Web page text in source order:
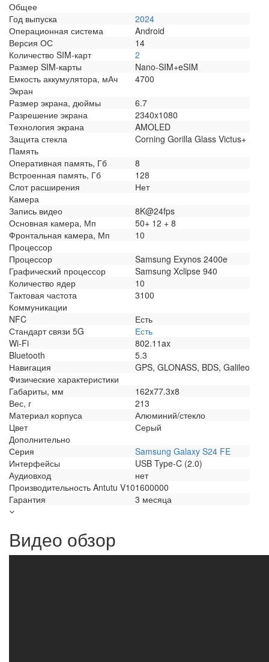
Общее
Год выпуска
2024
Операционная система
Android
Версия ОС
14
Количество SIM-карт
2
Размер SIM-карты
Nano-SIM+eSIM
Емкость аккумулятора, мАч
4700
Экран
Размер экрана, дюймы
6.7
Разрешение экрана
2340x1080
Технология экрана
AMOLED
Защита стекла
Corning Gorilla Glass Victus+
Память
Оперативная память, Гб
8
Встроенная память, Гб
128
Слот расширения
Нет
Камера
Запись видео
8K@24fps
Основная камера, Мп
50+ 12 + 8
Фронтальная камера, Мп
10
Процессор
Процессор
Samsung Exynos 2400e
Графический процессор
Samsung Xclipse 940
Количество ядер
10
Тактовая частота
3100
Коммуникации
NFC
Есть
Стандарт связи 5G
Есть
Wi-Fi
802.11ax
Bluetooth
5.3
Навигация
GPS, GLONASS, BDS, Galileo
Физические характеристики
Габариты, мм
162x77.3x8
Вес, г
213
Материал корпуса
Алюминий/стекло
Цвет
Серый
Дополнительно
Серия
Samsung Galaxy S24 FE
Интерфейсы
USB Type-C (2.0)
Аудиовход
нет
Производительность Antutu V101600000
Гарантия
3 месяца
Видео обзор